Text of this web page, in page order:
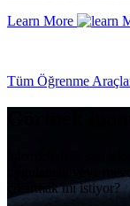
Learn More
Tüm Öğrenme
İşletmeleriniz son
uygulamak veya
çıkarmak mı istiyor?